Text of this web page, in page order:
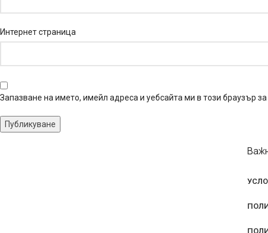
Интернет страница
Запазване на името, имейл адреса и уебсайта ми в този браузър